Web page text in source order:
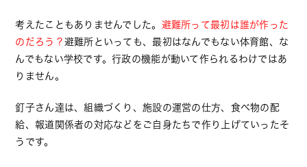
考えたこともありませんでした。 避難所って最初は誰が作った
のだろう？ 避難所といっても、最初はなんでもない体育館、な
んでもない学校です。行政の機能が動いて作られるわけではあ
りません。
釘子さん達は、組織づくり、施設の運営の仕方、食べ物の配
給、報道関係者の対応などをご自身たちで作り上げていったそ
うです。